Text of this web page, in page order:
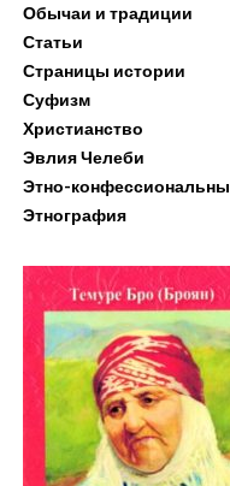
Обычаи и традиции
Статьи
Страницы истории
Суфизм
Христианство
Эвлия Челеби
Этно-
Этнография